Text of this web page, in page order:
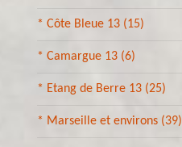
* Côte Bleue 13 (15)
* Camargue 13 (6)
* Etang de Berre 13 (25)
* Marseille et environs (39)